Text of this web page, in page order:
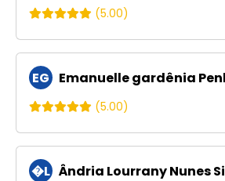
(5.00)
EG Emanuelle gardênia
(5.00)
�L Ândria Lourrany Nunes